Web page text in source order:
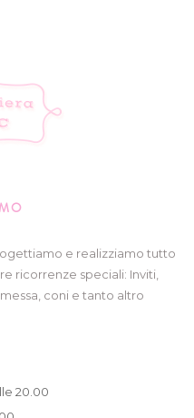
e realizziamo tutto
ricorrenze speciali: Inviti,
coni e tanto altro
20.00